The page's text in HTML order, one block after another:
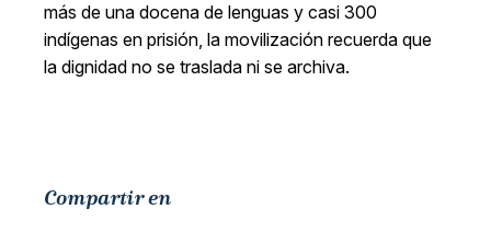
más de una docena de lenguas y casi 300
indígenas en prisión, la movilización recuerda que
la dignidad no se traslada ni se archiva.
Compartir en